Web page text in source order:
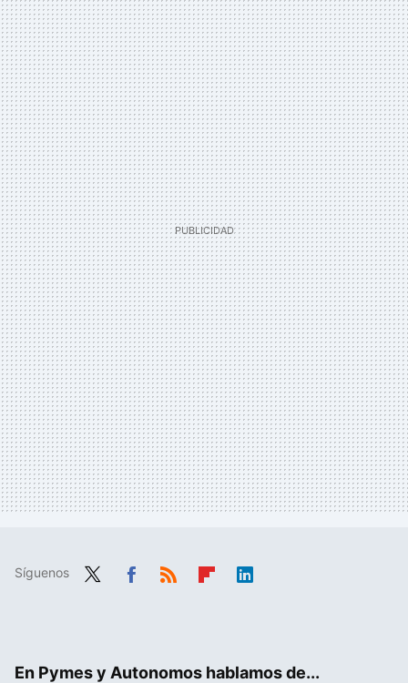
Síguenos
En Pymes y Autonomos hablamos de...